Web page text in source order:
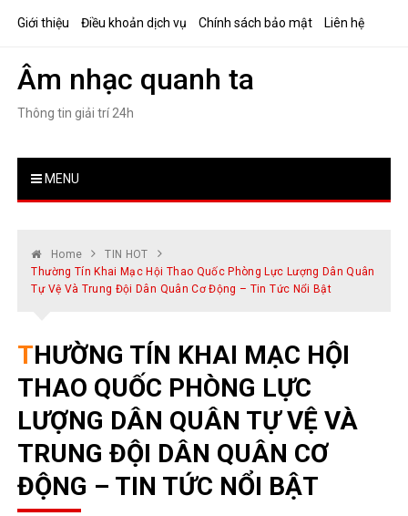
Giới thiệu Điều khoản dịch vụ Chính sách bảo mật Liên hệ
Âm nhạc quanh ta
Thông tin giải trí 24h
MENU
Home
TIN HOT
Thường Tín Khai Mạc Hội Thao Quốc Phòng Lực Lượng Dân Quân
Tự Vệ Và Trung Đội Dân Quân Cơ Động – Tin Tức Nổi Bật
THƯỜNG TÍN KHAI MẠC HỘI
THAO QUỐC PHÒNG LỰC
LƯỢNG DÂN QUÂN TỰ VỆ VÀ
TRUNG ĐỘI DÂN QUÂN CƠ
ĐỘNG – TIN TỨC NỔI BẬT